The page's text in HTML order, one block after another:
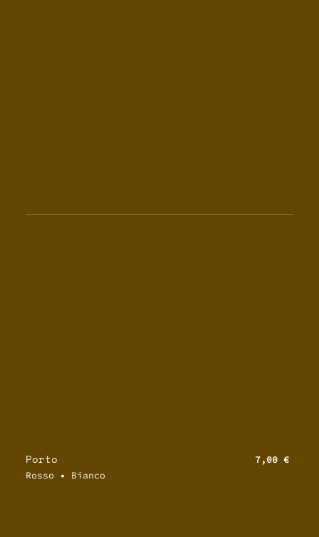
Porto
Rosso • Bianco
7,00 €